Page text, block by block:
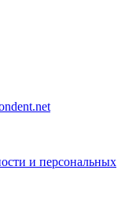
и персональных